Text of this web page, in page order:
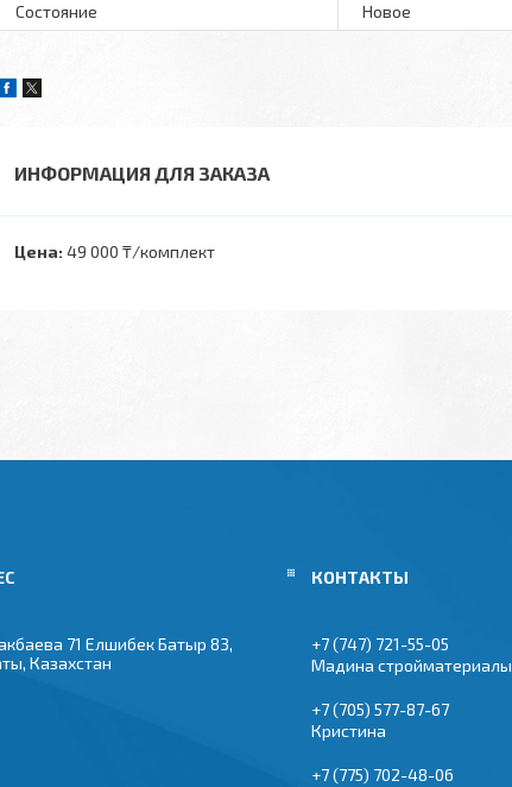
Состояние
Новое
ИНФОРМАЦИЯ ДЛЯ ЗАКАЗА
Цена: 49 000 ₸/комплект
71 Елшибек Батыр 83,
Казахстан
+7 (747) 721-55-05
Мадина стройматериалы
+7 (705) 577-87-67
Кристина
+7 (775) 702-48-06